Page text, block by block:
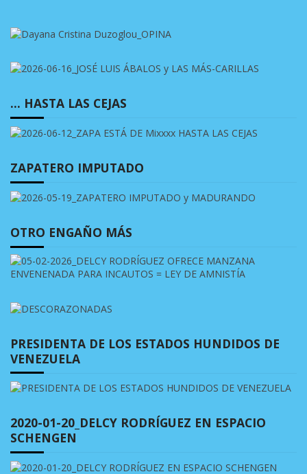
… HASTA LAS CEJAS
ZAPATERO IMPUTADO
OTRO ENGAÑO MÁS
PRESIDENTA DE LOS ESTADOS HUNDIDOS DE
VENEZUELA
2020-01-20_DELCY RODRÍGUEZ EN ESPACIO
SCHENGEN